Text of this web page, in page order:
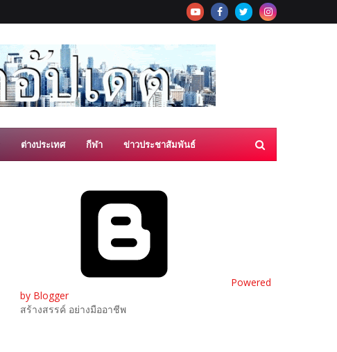
ต่างประเทศ กีฬา ข่าวประชาสัมพันธ์
Powered
by Blogger
สร้างสรรค์ อย่างมืออาชีพ